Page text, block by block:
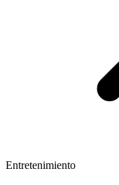
Entretenimiento